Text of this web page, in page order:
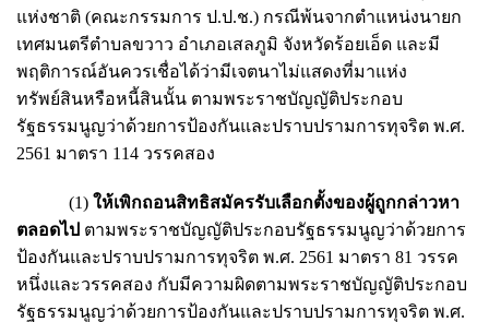
แห่งชาติ (คณะกรรมการ ป.ป.ช.) กรณีพ้นจากตำแหน่งนายก
เทศมนตรีตำบลขวาว อำเภอเสลภูมิ จังหวัดร้อยเอ็ด และมี
พฤติการณ์อันควรเชื่อได้ว่ามีเจตนาไม่แสดงที่มาแห่ง
ทรัพย์สินหรือหนี้สินนั้น ตามพระราชบัญญัติประกอบ
รัฐธรรมนูญว่าด้วยการป้องกันและปราบปรามการทุจริต พ.ศ.
2561 มาตรา 114 วรรคสอง
(1) ให้เพิกถอนสิทธิสมัครรับเลือกตั้งของผู้ถูกกล่าวหา
ตลอดไป ตามพระราชบัญญัติประกอบรัฐธรรมนูญว่าด้วยการ
ป้องกันและปราบปรามการทุจริต พ.ศ. 2561 มาตรา 81 วรรค
หนึ่งและวรรคสอง กับมีความผิดตามพระราชบัญญัติประกอบ
รัฐธรรมนูญว่าด้วยการป้องกันและปราบปรามการทุจริต พ.ศ.